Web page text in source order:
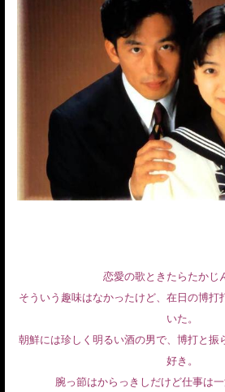
恋愛の歌ときたらたかじ
そういう趣味はなかったけど、在日の博打
いた。
朝鮮には珍しく明るい酒の男で、博打と振
好き。
腕っ節はからっきしだけど仕事は一